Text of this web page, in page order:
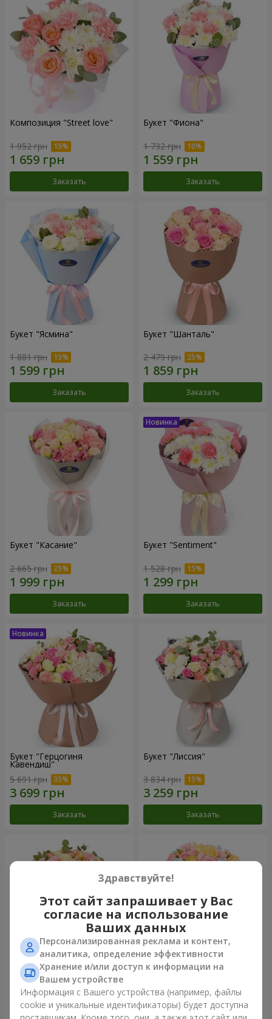
Композиция "Street love"
1 952 грн
Заказать
Букет "Фиона"
1 732 грн
Заказать
Букет "Ясмина"
1 881 грн
Заказать
Букет "Шанталь"
2 479 грн
Заказать
Букет "Касание"
2 665 грн
Заказать
Букет "Sentiment"
1 528 грн
Заказать
Букет "Герцогиня
Кавендиш"
5 691 грн
Заказать
Букет "Лиссия"
3 834 грн
Заказать
Букет "Nude Perfume"
3 058 грн
Букет "Нежность рассвета"
3 945 грн
Здравствуйте!
Этот сайт запрашивает у Вас
согласие на использование
Ваших данных
Персонализированная реклама и контент,
аналитика, определение эффективности
Хранение и/или доступ к информации на
Вашем устройстве
Информация с Вашего устройства (например, файлы
cookie и уникальные идентификаторы) будет доступна